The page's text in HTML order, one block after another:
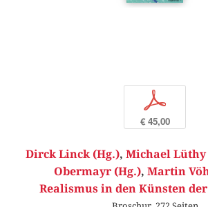
p
€ 45,00
Dirck Linck (Hg.), Michael Lüthy
Obermayr (Hg.), Martin
Realismus in den Künsten